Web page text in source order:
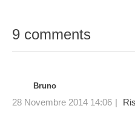
9 comments
Bruno
28 Novembre 2014 14:06 |